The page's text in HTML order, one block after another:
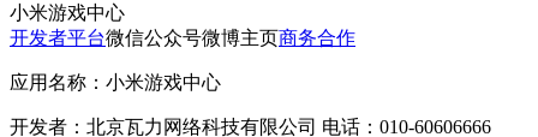
小米游戏中心
开发者平台微信公众号微博主页商务合作
应用名称：小米游戏中心
开发者：北京瓦力网络科技有限公司 电话：010-60606666